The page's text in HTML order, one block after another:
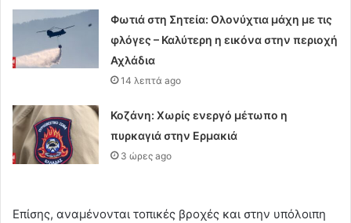
Φωτιά στη Σητεία: Ολονύχτια μάχη με τις
φλόγες – Καλύτερη η εικόνα στην περιοχή
Αχλάδια
14 λεπτά ago
Κοζάνη: Χωρίς ενεργό μέτωπο η
πυρκαγιά στην Ερμακιά
3 ώρες ago
Επίσης, αναμένονται τοπικές βροχές και στην υπόλοιπη